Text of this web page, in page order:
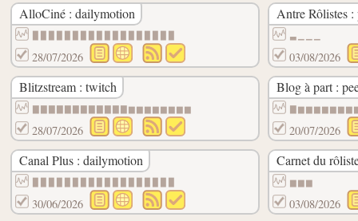
AlloCiné : dailymotion
28/07/2026
Antre Rôlistes :
▃▁▁▁
03/08/2026
Blitzstream : twitch
▇▇▇▇▇▇▇▇▇▇▇▇▆▆▆▆▆▆▆▆
28/07/2026
Blog à part :
20/07/2026
Canal Plus : dailymotion
30/06/2026
Carnet du
▆▆▆
03/08/2026